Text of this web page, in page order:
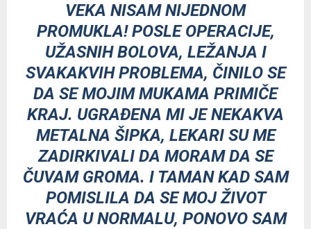
VEKA NISAM NIJEDNOM
PROMUKLA! POSLE OPERACIJE,
UŽASNIH BOLOVA, LEŽANJA I
SVAKAKVIH PROBLEMA, ČINILO SE
DA SE MOJIM MUKAMA PRIMIČE
KRAJ. UGRAĐENA MI JE NEKAKVA
METALNA ŠIPKA, LEKARI SU ME
ZADIRKIVALI DA MORAM DA SE
ČUVAM GROMA. I TAMAN KAD SAM
POMISLILA DA SE MOJ ŽIVOT
VRAĆA U NORMALU, PONOVO SAM